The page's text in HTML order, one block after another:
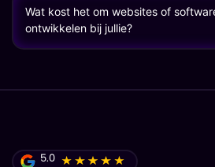
Wat kost het om websites of
ontwikkelen bij jullie?
5.0